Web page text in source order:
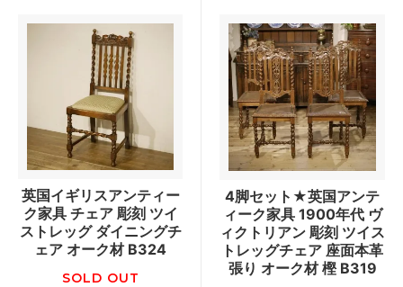
英国イギリスアンティー
ク家具 チェア 彫刻 ツイ
ストレッグ ダイニングチ
ェア オーク材 B324
SOLD OUT
4脚セット★英国アンテ
ィーク家具 1900年代 ヴ
ィクトリアン 彫刻 ツイス
トレッグチェア 座面本革
張り オーク材 樫 B319